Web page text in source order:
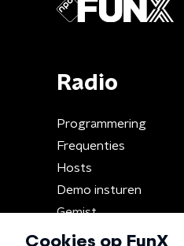
Radio
Programmering
Frequenties
Hosts
Demo insturen
Gemist